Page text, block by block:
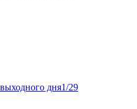
дня1/29